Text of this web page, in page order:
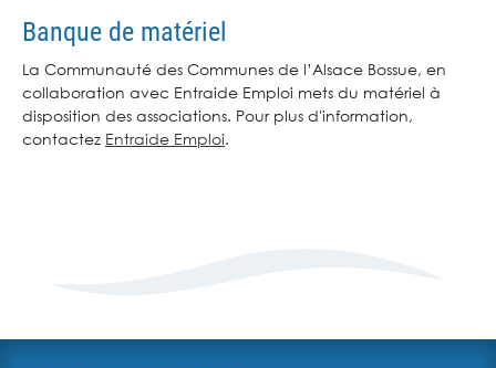
Banque de matériel
La Communauté des Communes de l’Alsace Bossue, en
collaboration avec Entraide Emploi mets du matériel à
disposition des associations. Pour plus d'information,
contactez Entraide Emploi.